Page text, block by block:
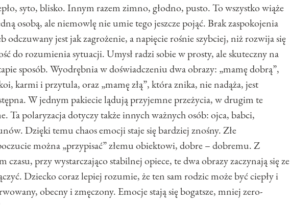
syto, blisko. Innym razem zimno, głodno, pusto. To wszystko wiąże
osobą, ale niemowlę nie umie tego jeszcze pojąć. Brak zaspokojenia
odczuwany jest jak zagrożenie, a napięcie rośnie szybciej, niż rozwija się
do rozumienia sytuacji. Umysł radzi sobie w prosty, ale skuteczny na
sposób. Wyodrębnia w doświadczeniu dwa obrazy: „mamę dobrą”,
karmi i przytula, oraz „mamę złą”, która znika, nie nadąża, jest
W jednym pakiecie lądują przyjemne przeżycia, w drugim te
Ta polaryzacja dotyczy także innych ważnych osób: ojca, babci,
Dzięki temu chaos emocji staje się bardziej znośny. Złe
można „przypisać” złemu obiektowi, dobre – dobremu. Z
czasu, przy wystarczająco stabilnej opiece, te dwa obrazy zaczynają się ze
Dziecko coraz lepiej rozumie, że ten sam rodzic może być ciepły i
obecny i zmęczony. Emocje stają się bogatsze, mniej zero-